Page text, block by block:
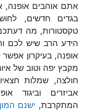
אתם אוהבים אופנה,
בגדים חדשים,
טקסטורות, מה
הידע הרב שיש לכם
אופנה, בעיקרון
מקבץ יפה וטוב של
חולצה, שמלות
אביזרים וביגוד
המתקרבת, ישנם